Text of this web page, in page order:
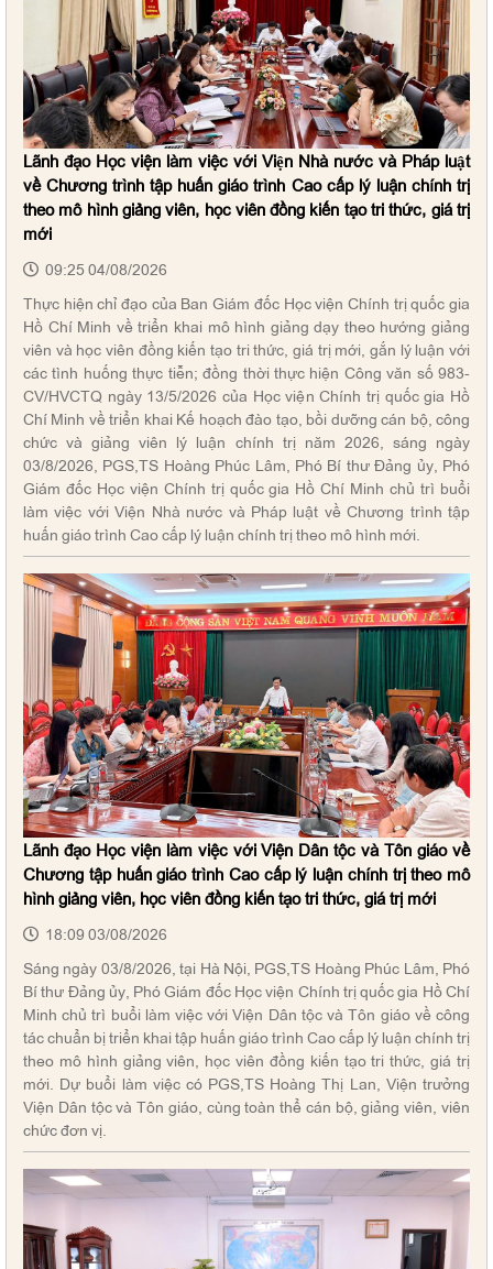
Lãnh đạo Học viện làm việc với Viện Nhà nước và Pháp luật
về Chương trình tập huấn giáo trình Cao cấp lý luận chính trị
theo mô hình giảng viên, học viên đồng kiến tạo tri thức, giá trị
mới
09:25 04/08/2026
Thực hiện chỉ đạo của Ban Giám đốc Học viện Chính trị quốc gia
Hồ Chí Minh về triển khai mô hình giảng dạy theo hướng giảng
viên và học viên đồng kiến tạo tri thức, giá trị mới, gắn lý luận với
các tình huống thực tiễn; đồng thời thực hiện Công văn số 983-
CV/HVCTQ ngày 13/5/2026 của Học viện Chính trị quốc gia Hồ
Chí Minh về triển khai Kế hoạch đào tạo, bồi dưỡng cán bộ, công
chức và giảng viên lý luận chính trị năm 2026, sáng ngày
03/8/2026, PGS,TS Hoàng Phúc Lâm, Phó Bí thư Đảng ủy, Phó
Giám đốc Học viện Chính trị quốc gia Hồ Chí Minh chủ trì buổi
làm việc với Viện Nhà nước và Pháp luật về Chương trình tập
huấn giáo trình Cao cấp lý luận chính trị theo mô hình mới.
Lãnh đạo Học viện làm việc với Viện Dân tộc và Tôn giáo về
Chương tập huấn giáo trình Cao cấp lý luận chính trị theo mô
hình giảng viên, học viên đồng kiến tạo tri thức, giá trị mới
18:09 03/08/2026
Sáng ngày 03/8/2026, tại Hà Nội, PGS,TS Hoàng Phúc Lâm, Phó
Bí thư Đảng ủy, Phó Giám đốc Học viện Chính trị quốc gia Hồ Chí
Minh chủ trì buổi làm việc với Viện Dân tộc và Tôn giáo về công
tác chuẩn bị triển khai tập huấn giáo trình Cao cấp lý luận chính trị
theo mô hình giảng viên, học viên đồng kiến tạo tri thức, giá trị
mới. Dự buổi làm việc có PGS,TS Hoàng Thị Lan, Viện trưởng
Viện Dân tộc và Tôn giáo, cùng toàn thể cán bộ, giảng viên, viên
chức đơn vị.